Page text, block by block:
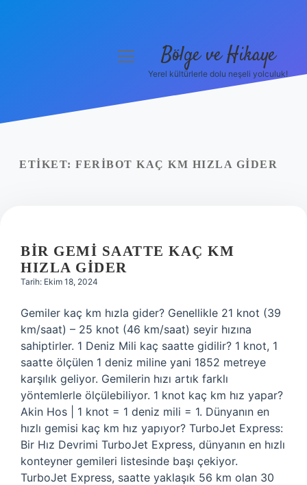
Yasal Uyarı
menüyü
Bölge ve Hikaye
Yerel kültürlerle dolu neşeli yolculuk!
ETIKET: FERIBOT KAÇ KM HIZLA GIDER
BIR GEMI SAATTE KAÇ KM
HIZLA GIDER
Tarih: Ekim 18, 2024
Gemiler kaç km hızla gider? Genellikle 21 knot (39
km/saat) – 25 knot (46 km/saat) seyir hızına
sahiptirler. 1 Deniz Mili kaç saatte gidilir? 1 knot, 1
saatte ölçülen 1 deniz miline yani 1852 metreye
karşılık geliyor. Gemilerin hızı artık farklı
yöntemlerle ölçülebiliyor. 1 knot kaç km hız yapar?
Akin Hos | 1 knot = 1 deniz mili = 1. Dünyanın en
hızlı gemisi kaç km hız yapıyor? TurboJet Express:
Bir Hız Devrimi TurboJet Express, dünyanın en hızlı
konteyner gemileri listesinde başı çekiyor.
TurboJet Express, saatte yaklaşık 56 km olan 30